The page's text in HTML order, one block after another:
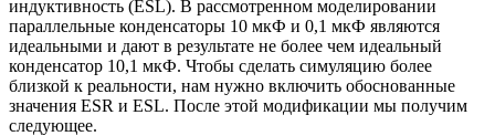
индуктивность (ESL). В рассмотренном моделировании
параллельные конденсаторы 10 мкФ и 0,1 мкФ являются
идеальными и дают в результате не более чем идеальный
конденсатор 10,1 мкФ. Чтобы сделать симуляцию более
близкой к реальности, нам нужно включить обоснованные
значения ESR и ESL. После этой модификации мы получим
следующее.